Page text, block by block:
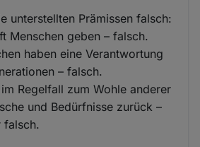
unterstellten Prämissen falsch:
Menschen geben – falsch.
haben eine Verantwortung
– falsch.
Regelfall zum Wohle anderer
und Bedürfnisse zurück –
falsch.